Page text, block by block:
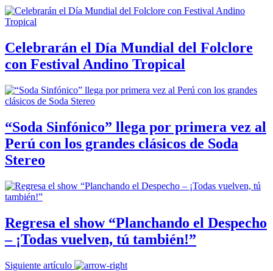
Celebrarán el Día Mundial del Folclore
con Festival Andino Tropical
“Soda Sinfónico” llega por primera vez al
Perú con los grandes clásicos de Soda
Stereo
Regresa el show “Planchando el Despecho
– ¡Todas vuelven, tú también!”
Siguiente artículo